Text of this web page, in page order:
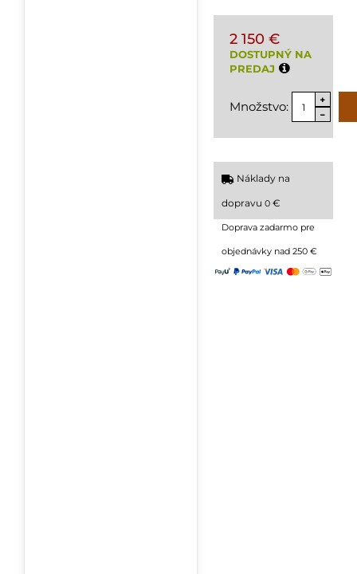
2 150 €
DOSTUPNÝ NA
PREDAJ
Množstvo:
Náklady na
dopravu 0€
Doprava zadarmo pre
objednávky nad 250 €